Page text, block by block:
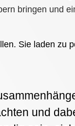
bringen und
Sie laden zu
und